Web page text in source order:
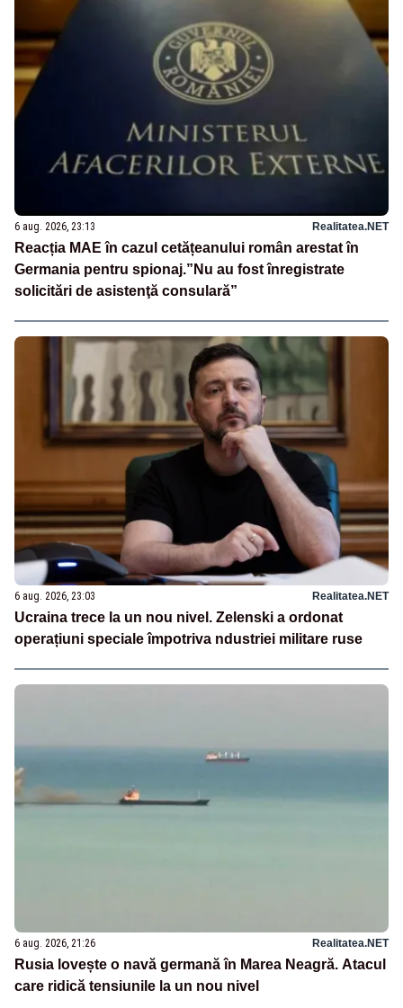
6 aug. 2026, 23:13 Realitatea.NET
Reacția MAE în cazul cetățeanului român arestat în
Germania pentru spionaj.”Nu au fost înregistrate
solicitări de asistenţă consulară”
6 aug. 2026, 23:03 Realitatea.NET
Ucraina trece la un nou nivel. Zelenski a ordonat
operațiuni speciale împotriva ndustriei militare ruse
6 aug. 2026, 21:26 Realitatea.NET
Rusia lovește o navă germană în Marea Neagră. Atacul
care ridică tensiunile la un nou nivel